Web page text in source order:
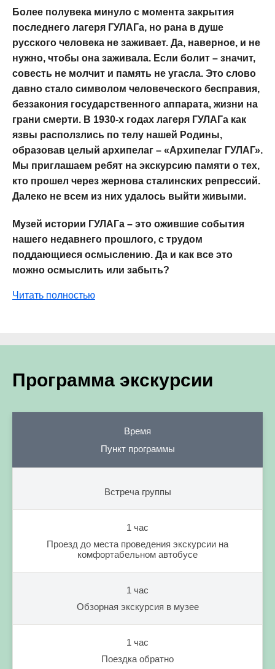
Более полувека минуло с момента закрытия
последнего лагеря ГУЛАГа, но рана в душе
русского человека не заживает. Да, наверное, и не
нужно, чтобы она заживала. Если болит – значит,
совесть не молчит и память не угасла. Это слово
давно стало символом человеческого бесправия,
беззакония государственного аппарата, жизни на
грани смерти. В 1930-х годах лагеря ГУЛАГа как
язвы расползлись по телу нашей Родины,
образовав целый архипелаг – «Архипелаг ГУЛАГ».
Мы приглашаем ребят на экскурсию памяти о тех,
кто прошел через жернова сталинских репрессий.
Далеко не всем из них удалось выйти живыми.
Музей истории ГУЛАГа – это ожившие события
нашего недавнего прошлого, с трудом
поддающиеся осмыслению. Да и как все это
можно осмыслить или забыть?
Читать полностью
Программа экскурсии
Время
Пункт программы
Встреча группы
1 час
Проезд до места проведения экскурсии на
комфортабельном автобусе
1 час
Обзорная экскурсия в музее
1 час
Поездка обратно